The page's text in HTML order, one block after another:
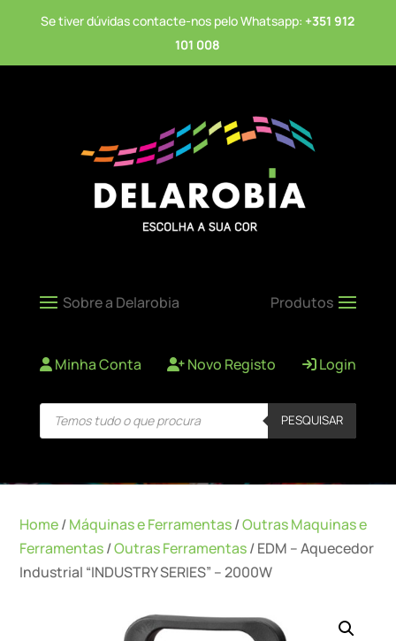
Se tiver dúvidas contacte-nos pelo Whatsapp: +351 912
101 008
Minha Conta Novo Registo Login
Products
search PESQUISAR
Home/Máquinas e Ferramentas/Outras Maquinas e
Ferramentas/Outras Ferramentas/ EDM – Aquecedor
Industrial “INDUSTRY SERIES” – 2000W